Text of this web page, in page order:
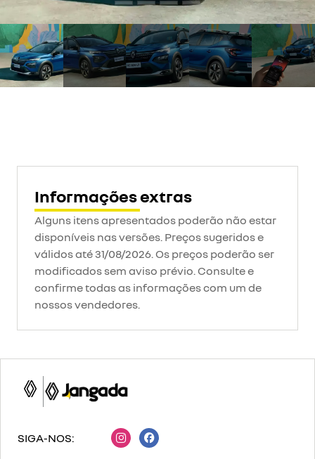
Informações extras
Alguns itens apresentados poderão não estar
disponíveis nas versões. Preços sugeridos e
válidos até 31/08/2026. Os preços poderão ser
modificados sem aviso prévio. Consulte e
confirme todas as informações com um de
nossos vendedores.
SIGA-NOS: